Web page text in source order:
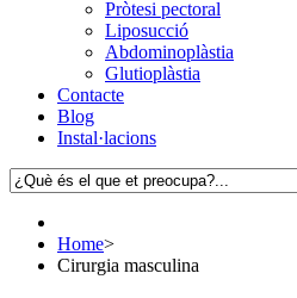
Pròtesi pectoral
Liposucció
Abdominoplàstia
Glutioplàstia
Contacte
Blog
Instal·lacions
Home>
Cirurgia masculina